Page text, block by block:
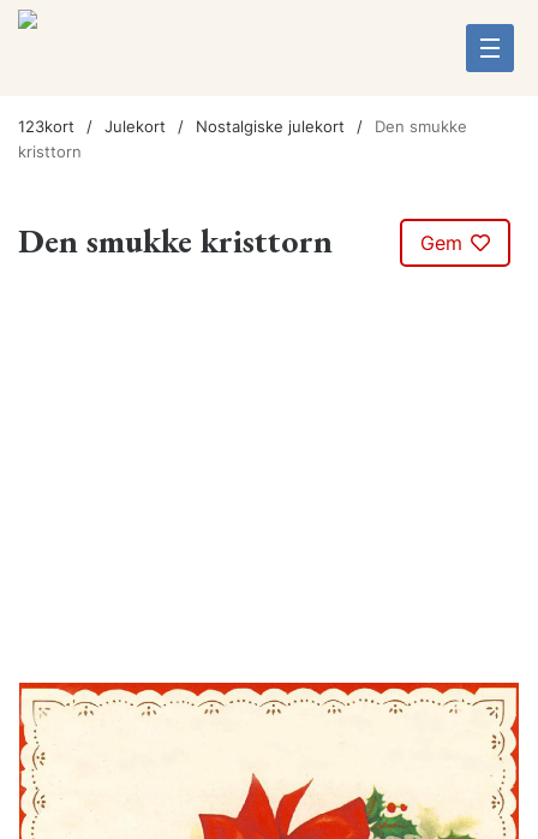
123kort Julekort Nostalgiske julekort
Den smukke
kristtorn
Den smukke kristtorn Gem